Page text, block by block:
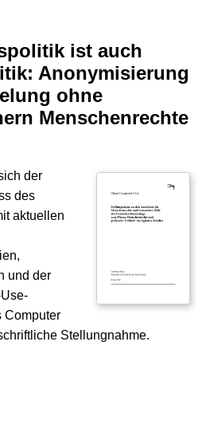
ist auch
Anonymisierung
ohne
Menschenrechte
der
des
aktuellen
und der
Computer
Stellungnahme.